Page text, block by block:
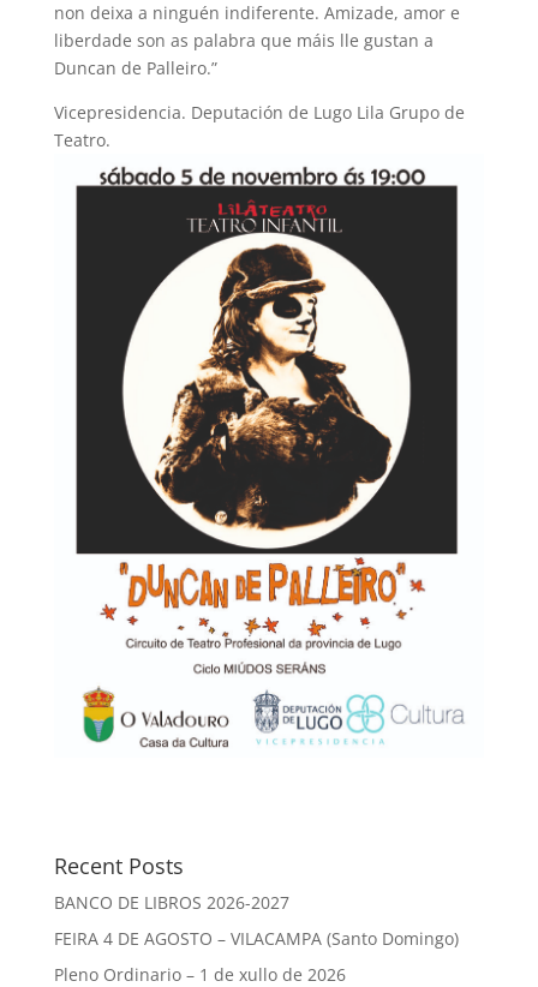
non deixa a ninguén indiferente. Amizade, amor e
liberdade son as palabra que máis lle gustan a
Duncan de Palleiro.”
Vicepresidencia. Deputación de Lugo Lila Grupo de
Teatro.
Recent Posts
BANCO DE LIBROS 2026-2027
FEIRA 4 DE AGOSTO – VILACAMPA (Santo Domingo)
Pleno Ordinario – 1 de xullo de 2026